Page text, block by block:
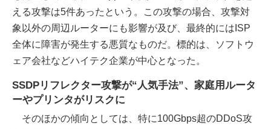
える攻撃は5件あったという。この攻撃の場合、攻撃対
象以外の周辺ルーターにも影響が及び、最終的にはISP
全体に障害が発生する悪質なものだ。標的は、ソフトウ
ェア会社などハイテク企業が中心となった。
SSDPリフレクター攻撃が“人気手法”、家庭用ルータ
ーやプリンタがリスクに
そのほかの傾向としては、特に100Gbps超のDDoS攻